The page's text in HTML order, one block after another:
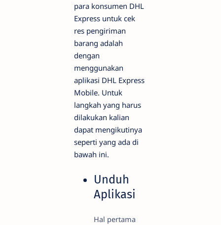
para konsumen DHL
Express untuk cek
res pengiriman
barang adalah
dengan
menggunakan
aplikasi DHL Express
Mobile. Untuk
langkah yang harus
dilakukan kalian
dapat mengikutinya
seperti yang ada di
bawah ini.
Unduh
Aplikasi
Hal pertama